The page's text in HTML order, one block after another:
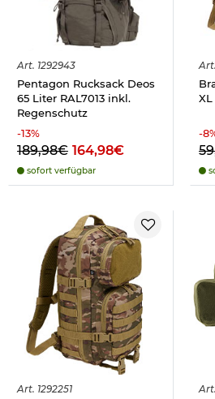
Art. 1292943
Pentagon Rucksack Deos
65 Liter RAL7013 inkl.
Regenschutz
-13%
189,98€ 164,98€
sofort verfügbar
Art.
-8
Art. 1292251 Art.